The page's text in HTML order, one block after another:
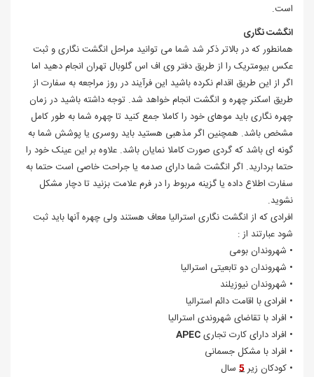
است.
انگشت نگاری
همانطور که در بالاتر ذکر شد شما می توانید مراحل انگشت نگاری و ثبت
عکس بیومتریک را از طریق دفتر وی اف اس گلوبال تهران انجام دهید اما
اگر از این طریق اقدام نکرده باشید این فرآیند در روز مراجعه به سفارت از
طریق اسکنر چهره و انگشت انجام خواهد شد. توجه داشته باشید در زمان
چهره نگاری باید موهای خود را کاملا جمع کنید تا چهره شما به طور کامل
مشخص باشد. همچنین اگر مذهبی هستید باید روسری یا پوشش شما به
گونه ای باشد که گردی صورت کاملا نمایان باشد. علاوه بر این عینک خود را
حتما بردارید. اگر انگشت شما دارای صدمه یا جراحت خاصی است حتما به
سفارت اطلاع داده یا گزینه مربوط را در فرم علامت بزنید تا دچار مشکل
نشوید.
افرادی که از انگشت نگاری استرالیا معاف هستند ولی چهره آنها باید ثبت
شود عبارتند از :
• شهروندان بومی
• شهروندان دو تابعیتی استرالیا
• شهروندان نیوزیلند
• افرادی با اقامت دائم استرالیا
• افراد با تقاضای شهروندی استرالیا
• افراد دارای کارت تجاریAPEC
• افراد با مشکل جسمانی
• کودکان زیر5 سال